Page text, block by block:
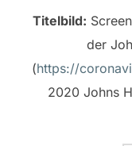
Titelbild:
der
(https://
2020 Johns